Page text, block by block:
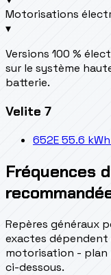
Motorisations
▾
Versions 100 %
sur le système
batterie.
Velite 7
652E 55.6 kWh
Fréquences
Repères généraux
exactes
motorisation - plan
ci-dessous.